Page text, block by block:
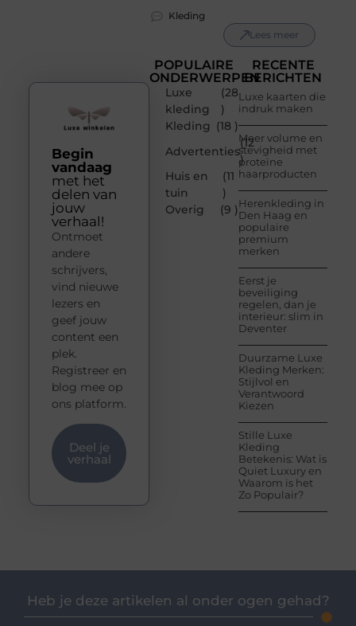
Kleding
Lees meer
POPULAIRE
ONDERWERPEN
Luxe
kleding
(28
)
Kleding (18 )
Advertenties
(12
)
Huis en
tuin
(11
)
Overig
(9 )
RECENTE
BERICHTEN
Luxe kaarten die
indruk maken
Meer volume en
stevigheid met
proteïne
haarproducten
Herenkleding in
Den Haag en
populaire
premium
merken
Eerst je
beveiliging
regelen, dan je
interieur: slim in
Deventer
Duurzame Luxe
Kleding Merken:
Stijlvol en
Verantwoord
Kiezen
Stille Luxe
Kleding
Betekenis: Wat is
Quiet Luxury en
Waarom is het
Zo Populair?
Begin
vandaag
met het
delen van
jouw
verhaal!
Ontmoet
andere
schrijvers,
vind nieuwe
lezers en
geef jouw
content een
plek.
Registreer en
blog mee op
ons platform.
Deel je
verhaal
Heb je deze artikelen al onder ogen gehad?